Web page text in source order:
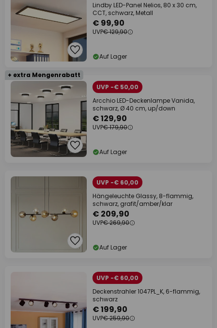
Lindby LED-Panel Nelios, 80 x 30 cm,
CCT, schwarz, Metall
€ 99,90
UVP€ 129,90
Auf Lager
+ extra Mengenrabatt
UVP -€ 50,00
Arcchio LED-Deckenlampe Vanida,
schwarz, Ø 40 cm, up/down
€ 129,90
UVP€ 179,90
Auf Lager
UVP -€ 60,00
Hängeleuchte Glassy, 8-flammig,
schwarz, grafit/amber/klar
€ 209,90
UVP€ 269,90
Auf Lager
UVP -€ 60,00
Deckenstrahler 1047PL_K, 6-flammig,
schwarz
€ 199,90
UVP€ 259,90